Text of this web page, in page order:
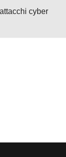
AI su Web3:
attacchi cyber